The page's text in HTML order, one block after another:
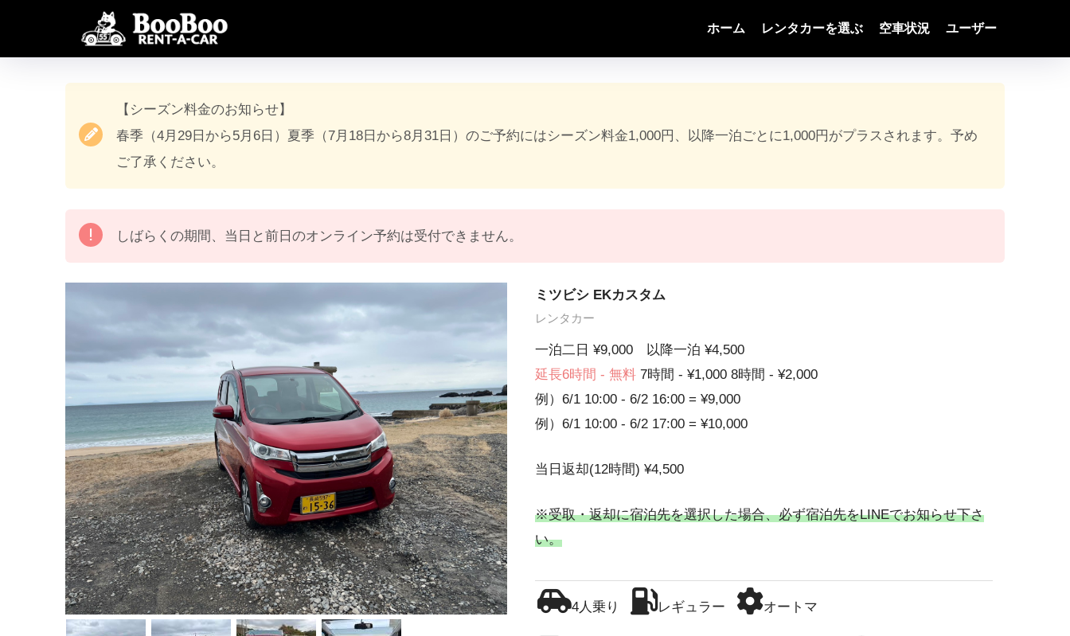
ホーム レンタカーを選ぶ 空車状況 ユーザー
【シーズン料金のお知らせ】
春季（4月29日から5月6日）夏季（7月18日から8月31日）のご予約にはシーズン料金1,000円、以降一泊ごとに1,000円がプラスされます。予め
ご了承ください。
しばらくの期間、当日と前日のオンライン予約は受付できません。
ミツビシ EKカスタム
レンタカー
一泊二日 ¥9,000 以降一泊 ¥4,500
延長6時間 - 無料 7時間 - ¥1,000 8時間 - ¥2,000
例）6/1 10:00 - 6/2 16:00 = ¥9,000
例）6/1 10:00 - 6/2 17:00 = ¥10,000
当日返却(12時間) ¥4,500
※受取・返却に宿泊先を選択した場合、必ず宿泊先をLINEでお知らせ下さ
い。
4人乗り レギュラー オートマ